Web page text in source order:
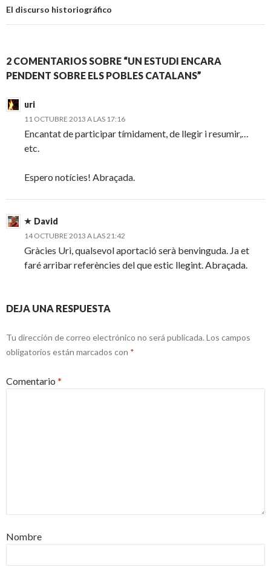
El discurso historiográfico
2 COMENTARIOS SOBRE “UN ESTUDI ENCARA
PENDENT SOBRE ELS POBLES CATALANS”
uri
11 OCTUBRE 2013 A LAS 17:16
Encantat de participar tímidament, de llegir i resumir,…
etc.
Espero notícies! Abraçada.
David
14 OCTUBRE 2013 A LAS 21:42
Gràcies Uri, qualsevol aportació serà benvinguda. Ja et
faré arribar referències del que estic llegint. Abraçada.
DEJA UNA RESPUESTA
Tu dirección de correo electrónico no será publicada. Los campos
obligatorios están marcados con *
Comentario *
Nombre